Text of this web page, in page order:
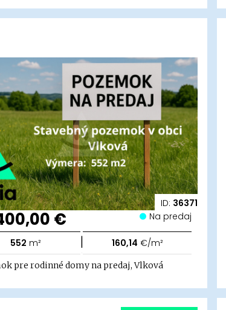
ID: 36371
€ Na predaj
552 m² | 160,14 €/m²
pre rodinné domy na predaj, Vlková